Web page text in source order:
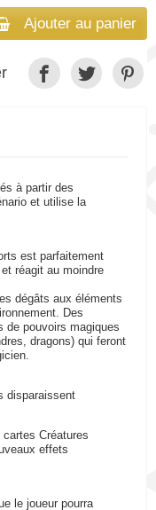
Ajouter au panier
à partir des
et utilise la
est parfaitement
réagit au moindre
dégâts aux éléments
Des
de pouvoirs magiques
dragons) qui feront
disparaissent
Créatures
effets
le joueur pourra